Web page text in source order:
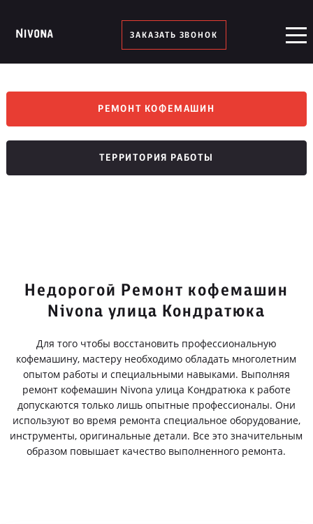
ЗАКАЗАТЬ ЗВОНОК
РЕМОНТ КОФЕМАШИН
ТЕРРИТОРИЯ РАБОТЫ
Недорогой Ремонт кофемашин
Nivona улица Кондратюка
Для того чтобы восстановить профессиональную
кофемашину, мастеру необходимо обладать многолетним
опытом работы и специальными навыками. Выполняя
ремонт кофемашин Nivona улица Кондратюка к работе
допускаются только лишь опытные профессионалы. Они
используют во время ремонта специальное оборудование,
инструменты, оригинальные детали. Все это значительным
образом повышает качество выполненного ремонта.